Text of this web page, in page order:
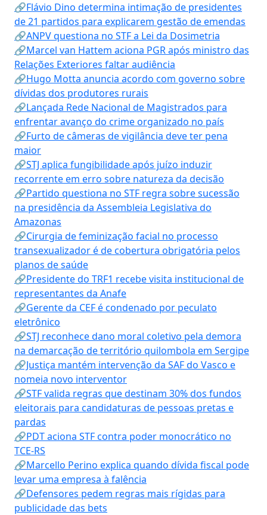
🔗Flávio Dino determina intimação de presidentes
de 21 partidos para explicarem gestão de emendas
🔗ANPV questiona no STF a Lei da Dosimetria
🔗Marcel van Hattem aciona PGR após ministro das
Relações Exteriores faltar audiência
🔗Hugo Motta anuncia acordo com governo sobre
dívidas dos produtores rurais
🔗Lançada Rede Nacional de Magistrados para
enfrentar avanço do crime organizado no país
🔗Furto de câmeras de vigilância deve ter pena
maior
🔗STJ aplica fungibilidade após juízo induzir
recorrente em erro sobre natureza da decisão
🔗Partido questiona no STF regra sobre sucessão
na presidência da Assembleia Legislativa do
Amazonas
🔗Cirurgia de feminização facial no processo
transexualizador é de cobertura obrigatória pelos
planos de saúde
🔗Presidente do TRF1 recebe visita institucional de
representantes da Anafe
🔗Gerente da CEF é condenado por peculato
eletrônico
🔗STJ reconhece dano moral coletivo pela demora
na demarcação de território quilombola em Sergipe
🔗Justiça mantém intervenção da SAF do Vasco e
nomeia novo interventor
🔗STF valida regras que destinam 30% dos fundos
eleitorais para candidaturas de pessoas pretas e
pardas
🔗PDT aciona STF contra poder monocrático no
TCE-RS
🔗Marcello Perino explica quando dívida fiscal pode
levar uma empresa à falência
🔗Defensores pedem regras mais rígidas para
publicidade das bets